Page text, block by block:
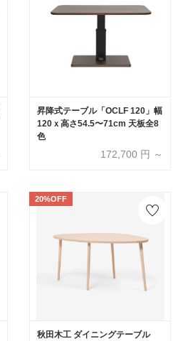
昇降式テーブル「OCLF 120」幅
120ｘ高さ54.5〜71cm 天板全8
色
172,700 円 ～
20%OFF
秋田木工 ダイニングテーブル